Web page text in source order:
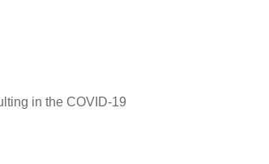
in the COVID-19